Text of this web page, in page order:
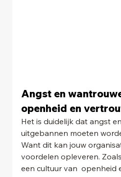
Angst en
openheid en
Het is duidelijk dat angst
uitgebannen moeten
Want dit kan jouw
voordelen opleveren.
een cultuur van  openheid